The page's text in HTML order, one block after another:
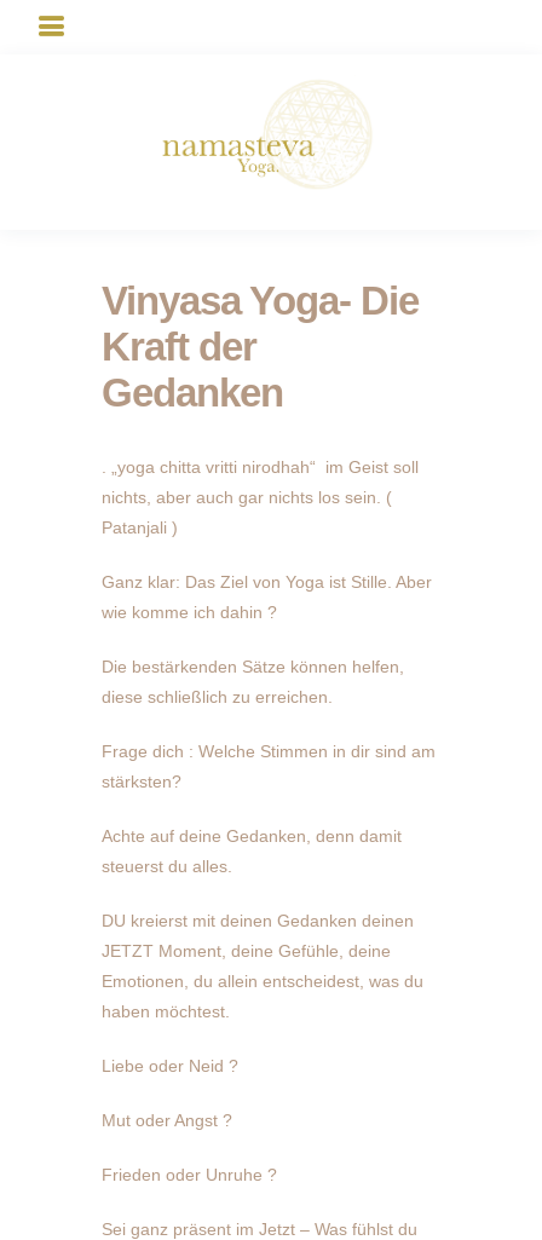
Vinyasa Yoga- Die
Kraft der
Gedanken
. „yoga chitta vritti nirodhah“ im Geist soll
nichts, aber auch gar nichts los sein. (
Patanjali )
Ganz klar: Das Ziel von Yoga ist Stille. Aber
wie komme ich dahin ?
Die bestärkenden Sätze können helfen,
diese schließlich zu erreichen.
Frage dich : Welche Stimmen in dir sind am
stärksten?
Achte auf deine Gedanken, denn damit
steuerst du alles.
DU kreierst mit deinen Gedanken deinen
JETZT Moment, deine Gefühle, deine
Emotionen, du allein entscheidest, was du
haben möchtest.
Liebe oder Neid ?
Mut oder Angst ?
Frieden oder Unruhe ?
Sei ganz präsent im Jetzt – Was fühlst du